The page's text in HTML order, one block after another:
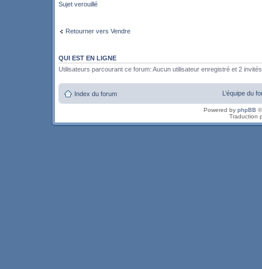
Sujet verouillé
Retourner vers Vendre
QUI EST EN LIGNE
Utilisateurs parcourant ce forum: Aucun utilisateur enregistré et 2 invités
Index du forum L’équipe du
Powered by phpBB
Traduction